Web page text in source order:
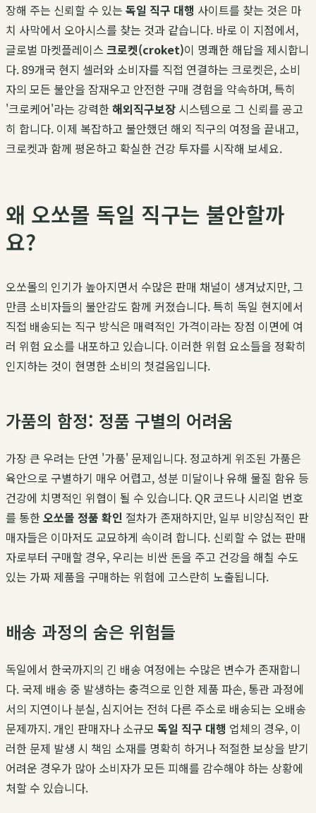
장해 주는 신뢰할 수 있는 독일 직구 대행 사이트를 찾는 것은 마
치 사막에서 오아시스를 찾는 것과 같습니다. 바로 이 지점에서,
글로벌 마켓플레이스 크로켓(croket)이 명쾌한 해답을 제시합니
다. 89개국 현지 셀러와 소비자를 직접 연결하는 크로켓은, 소비
자의 모든 불안을 잠재우고 안전한 구매 경험을 약속하며, 특히
'크로케어'라는 강력한해외직구보장 시스템으로 그 신뢰를 공고
히 합니다. 이제 복잡하고 불안했던 해외 직구의 여정을 끝내고,
크로켓과 함께 평온하고 확실한 건강 투자를 시작해 보세요.
왜 오쏘몰 독일 직구는 불안할까
요?
오쏘몰의 인기가 높아지면서 수많은 판매 채널이 생겨났지만, 그
만큼 소비자들의 불안감도 함께 커졌습니다. 특히 독일 현지에서
직접 배송되는 직구 방식은 매력적인 가격이라는 장점 이면에 여
러 위험 요소를 내포하고 있습니다. 이러한 위험 요소들을 정확히
인지하는 것이 현명한 소비의 첫걸음입니다.
가품의 함정: 정품 구별의 어려움
가장 큰 우려는 단연 '가품' 문제입니다. 정교하게 위조된 가품은
육안으로 구별하기 매우 어렵고, 성분 미달이나 유해 물질 함유 등
건강에 치명적인 위협이 될 수 있습니다. QR 코드나 시리얼 번호
를 통한오쏘몰 정품 확인 절차가 존재하지만, 일부 비양심적인 판
매자들은 이마저도 교묘하게 속이려 합니다. 신뢰할 수 없는 판매
자로부터 구매할 경우, 우리는 비싼 돈을 주고 건강을 해칠 수도
있는 가짜 제품을 구매하는 위험에 고스란히 노출됩니다.
배송 과정의 숨은 위험들
독일에서 한국까지의 긴 배송 여정에는 수많은 변수가 존재합니
다. 국제 배송 중 발생하는 충격으로 인한 제품 파손, 통관 과정에
서의 지연이나 분실, 심지어는 전혀 다른 주소로 배송되는 오배송
문제까지. 개인 판매자나 소규모 독일 직구 대행 업체의 경우, 이
러한 문제 발생 시 책임 소재를 명확히 하거나 적절한 보상을 받기
어려운 경우가 많아 소비자가 모든 피해를 감수해야 하는 상황에
처할 수 있습니다.